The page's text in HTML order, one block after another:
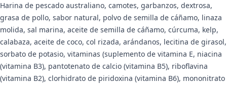
Harina de pescado australiano, camotes, garbanzos, dextrosa,
grasa de pollo, sabor natural, polvo de semilla de cáñamo, linaza
molida, sal marina, aceite de semilla de cáñamo, cúrcuma, kelp,
calabaza, aceite de coco, col rizada, arándanos, lecitina de girasol,
sorbato de potasio, vitaminas (suplemento de vitamina E, niacina
(vitamina B3), pantotenato de calcio (vitamina B5), riboflavina
(vitamina B2), clorhidrato de piridoxina (vitamina B6), mononitrato